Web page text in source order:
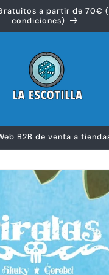
a partir de 70€
condiciones)
B2B de venta a